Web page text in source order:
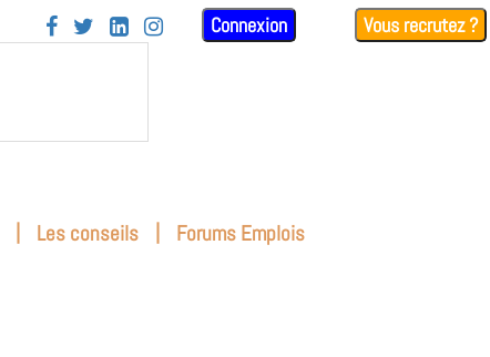
    Connexion Vous recrutez ?
| Les conseils | Forums Emplois